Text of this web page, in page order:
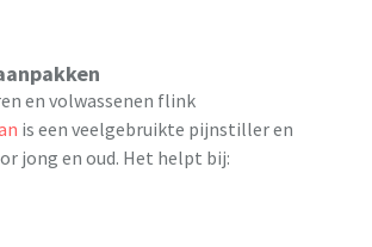
en volwassenen flink
is een veelgebruikte pijnstiller en
jong en oud. Het helpt bij: